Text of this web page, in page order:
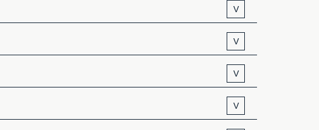
V
V
V
V